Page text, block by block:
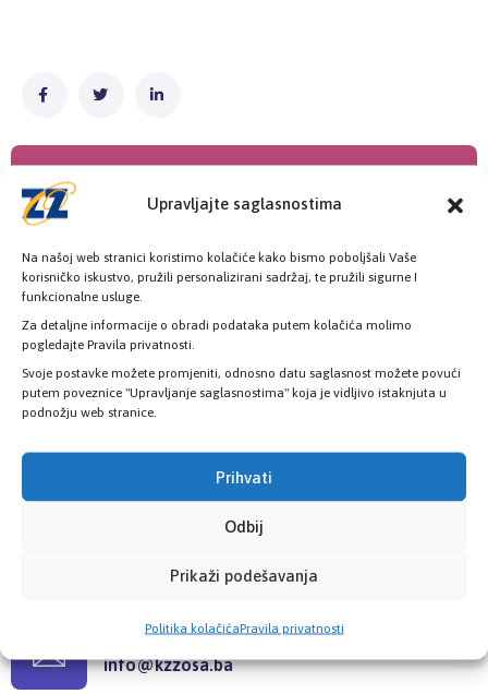
Upravljajte saglasnostima
Na našoj web stranici koristimo kolačiće kako bismo poboljšali Vaše
korisničko iskustvo, pružili personalizirani sadržaj, te pružili sigurne I
funkcionalne usluge.
Za detaljne informacije o obradi podataka putem kolačića molimo
pogledajte Pravila privatnosti.
Svoje postavke možete promjeniti, odnosno datu saglasnost možete povući
putem poveznice "Upravljanje saglasnostima" koja je vidljivo istaknjuta u
podnožju web stranice.
Prihvati
Odbij
Prikaži podešavanja
Politika kolačićaPravila privatnosti
Poslovnice
Šest poslovnica zdravstvenog osiguranja
+387 33 725 257
Pišite nam
info@kzzosa.ba